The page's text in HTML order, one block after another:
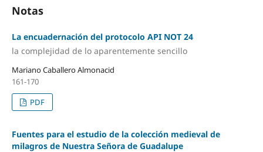
Notas
La encuadernación del protocolo API NOT 24
la complejidad de lo aparentemente sencillo
Mariano Caballero Almonacid
161-170
PDF
Fuentes para el estudio de la colección medieval de
milagros de Nuestra Señora de Guadalupe